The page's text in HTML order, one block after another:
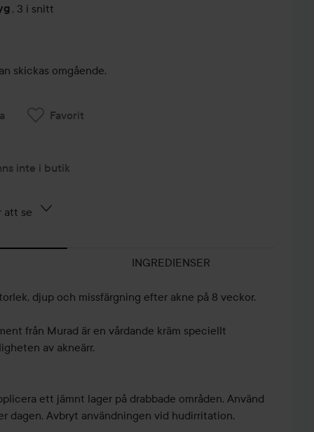
, 3 i snitt
skickas omgående.
Favorit
inte i butik
att se
INGREDIENSER
djup och missfärgning efter akne på 8 veckor.
från Murad är en vårdande kräm speciellt
av akneärr.
ett jämnt lager på drabbade områden. Använd
dagen. Avbryt användningen vid hudirritation.